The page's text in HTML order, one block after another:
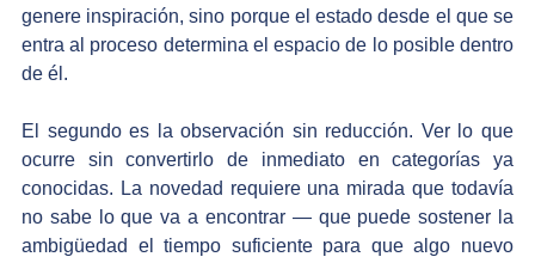
genere inspiración, sino porque el estado desde el que se
entra al proceso determina el espacio de lo posible dentro
de él.
El segundo es la observación sin reducción. Ver lo que
ocurre sin convertirlo de inmediato en categorías ya
conocidas. La novedad requiere una mirada que todavía
no sabe lo que va a encontrar — que puede sostener la
ambigüedad el tiempo suficiente para que algo nuevo